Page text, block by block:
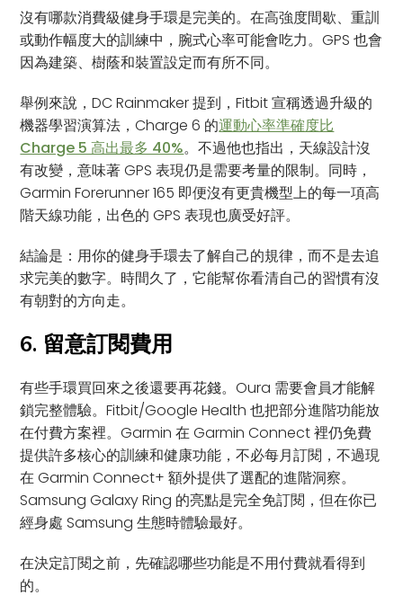
沒有哪款消費級健身手環是完美的。在高強度間歇、重訓
或動作幅度大的訓練中，腕式心率可能會吃力。GPS 也會
因為建築、樹蔭和裝置設定而有所不同。
舉例來說，DC Rainmaker 提到，Fitbit 宣稱透過升級的
機器學習演算法，Charge 6 的運動心率準確度比
Charge 5 高出最多 40%。不過他也指出，天線設計沒
有改變，意味著 GPS 表現仍是需要考量的限制。同時，
Garmin Forerunner 165 即便沒有更貴機型上的每一項高
階天線功能，出色的 GPS 表現也廣受好評。
結論是：用你的健身手環去了解自己的規律，而不是去追
求完美的數字。時間久了，它能幫你看清自己的習慣有沒
有朝對的方向走。
6. 留意訂閱費用
有些手環買回來之後還要再花錢。Oura 需要會員才能解
鎖完整體驗。Fitbit/Google Health 也把部分進階功能放
在付費方案裡。Garmin 在 Garmin Connect 裡仍免費
提供許多核心的訓練和健康功能，不必每月訂閱，不過現
在 Garmin Connect+ 額外提供了選配的進階洞察。
Samsung Galaxy Ring 的亮點是完全免訂閱，但在你已
經身處 Samsung 生態時體驗最好。
在決定訂閱之前，先確認哪些功能是不用付費就看得到
的。